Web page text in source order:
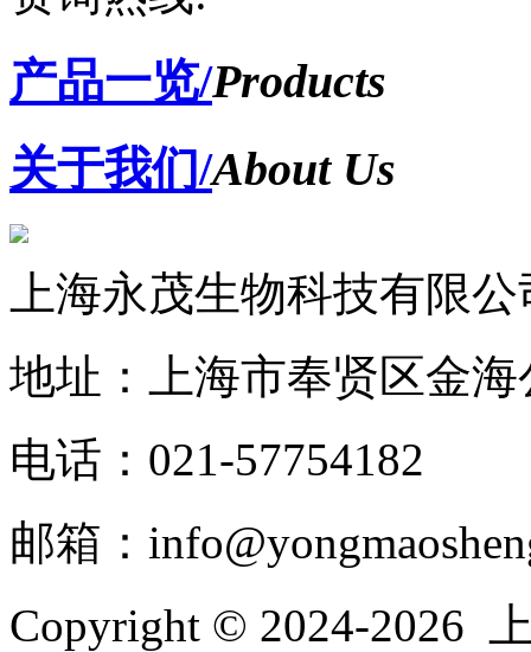
产品一览/Products
关于我们/About Us
上海永茂生物科技有限公
地址：上海市奉贤区金海
电话：021-57754182
邮箱：
Copyright © 2024-2026